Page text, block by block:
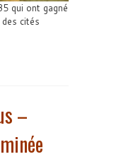
qui ont gagné
cités
–